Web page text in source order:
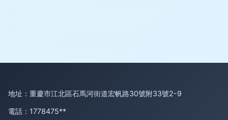
地址：重慶市江北區石馬河街道宏帆路30號附33號2-9
電話：1778475**